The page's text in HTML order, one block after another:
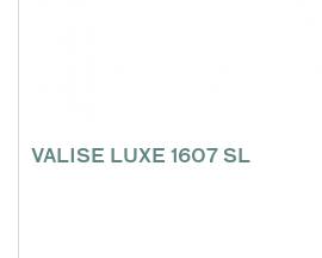
VALISE LUXE 1607 SL